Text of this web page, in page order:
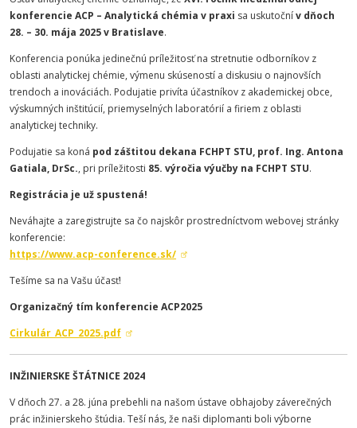
konferencie ACP – Analytická chémia v praxi sa uskutočnív dňoch
28. – 30. mája 2025 v Bratislave.
Konferencia ponúka jedinečnú príležitosť na stretnutie odborníkov z
oblasti analytickej chémie, výmenu skúseností a diskusiu o najnovších
trendoch a inováciách. Podujatie privíta účastníkov z akademickej obce,
výskumných inštitúcií, priemyselných laboratórií a firiem z oblasti
analytickej techniky.
Podujatie sa koná pod záštitou dekana FCHPT STU, prof. Ing. Antona
Gatiala, DrSc., pri príležitosti 85. výročia výučby na FCHPT STU.
Registrácia je už spustená!
Neváhajte a zaregistrujte sa čo najskôr prostredníctvom webovej stránky
konferencie:
https://www.acp-conference.sk/
Tešíme sa na Vašu účasť!
Organizačný tím konferencie ACP2025
Cirkulár_ACP_2025.pdf
INŽINIERSKE ŠTÁTNICE 2024
V dňoch 27. a 28. júna prebehli na našom ústave obhajoby záverečných
prác inžinierskeho štúdia. Teší nás, že naši diplomanti boli výborne